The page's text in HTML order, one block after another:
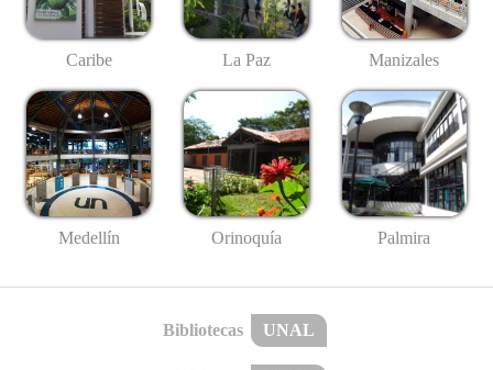
Caribe La Paz Manizales
Medellín Orinoquía Palmira
Bibliotecas UNAL